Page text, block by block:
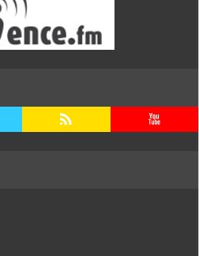
rss youtube